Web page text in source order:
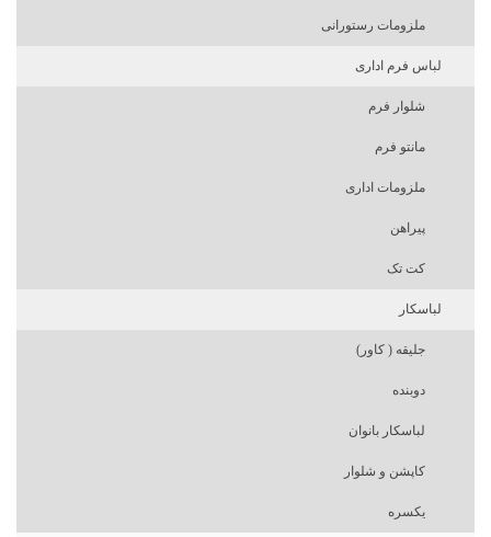
ملزومات رستورانی
لباس فرم اداری
شلوار فرم
مانتو فرم
ملزومات اداری
پیراهن
کت تک
لباسکار
جلیقه ( کاور)
دوبنده
لباسکار بانوان
کاپشن و شلوار
یکسره